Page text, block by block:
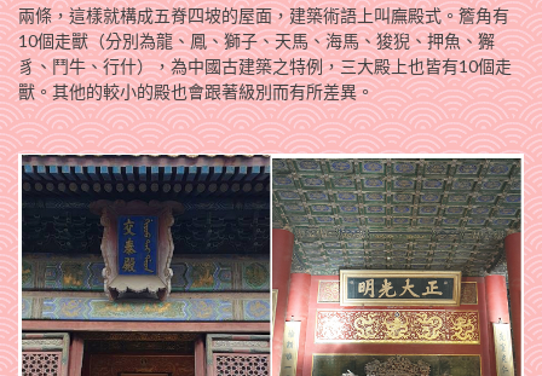
兩條，這樣就構成五脊四坡的屋面，建築術語上叫廡殿式。簷角有
10個走獸（分別為龍、鳳、獅子、天馬、海馬、狻猊、押魚、獬
豸、鬥牛、行什），為中國古建築之特例，三大殿上也皆有10個走
獸。其他的較小的殿也會跟著級別而有所差異。